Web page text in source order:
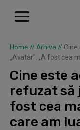
Home // Arhiva // Cine
„Avatar”. „A fost cea
Cine este
refuzat să
fost cea
care am